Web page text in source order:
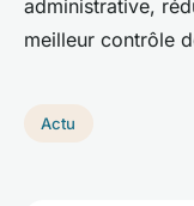
administrative,
meilleur contrôle
Actu